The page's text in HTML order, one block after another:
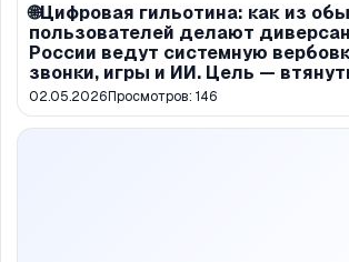
🌐Цифровая гильотина: как из
пользователей делают
России ведут системную
звонки, игры и ИИ. Цель —
02.05.2026Просмотров: 146